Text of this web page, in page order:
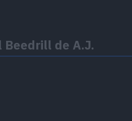
Beedrill de A.J.